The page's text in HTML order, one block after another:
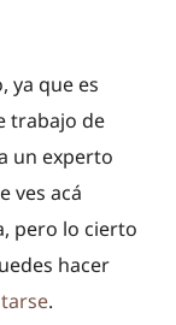
ya que es
trabajo de
un experto
ves acá
pero lo cierto
hacer
.